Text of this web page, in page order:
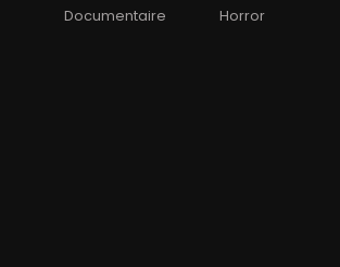
Documentaire Horror